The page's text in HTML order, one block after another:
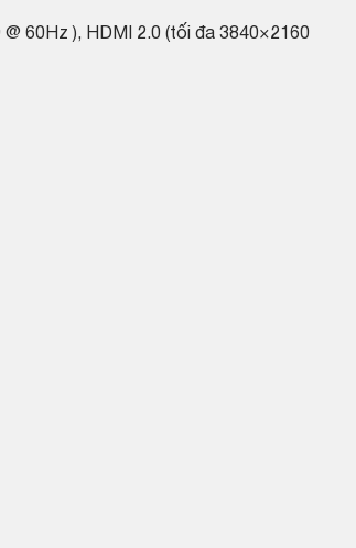
60Hz ), HDMI 2.0 (tối đa 3840×2160